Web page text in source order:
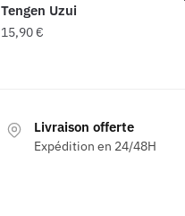
Tengen Uzui
15,90€
Livraison offerte
Expédition en 24/48H